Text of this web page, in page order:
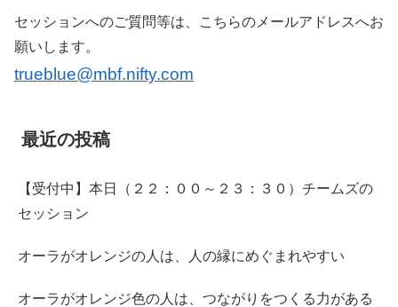
セッションへのご質問等は、こちらのメールアドレスへお
願いします。
trueblue@mbf.nifty.com
最近の投稿
【受付中】本日（２２：００～２３：３０）チームズの
セッション
オーラがオレンジの人は、人の縁にめぐまれやすい
オーラがオレンジ色の人は、つながりをつくる力がある